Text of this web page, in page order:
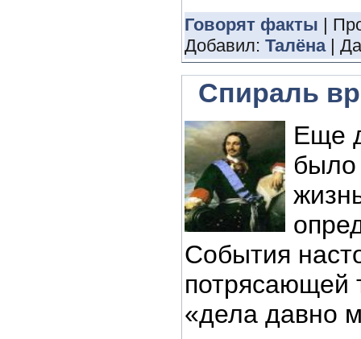
Говорят факты |
Добавил: Талёна|
Спираль
Еще
было
События
потрясающей
«дела давно